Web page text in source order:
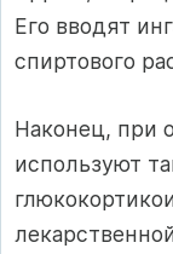
Его вводят
спиртового
Наконец, при
используют